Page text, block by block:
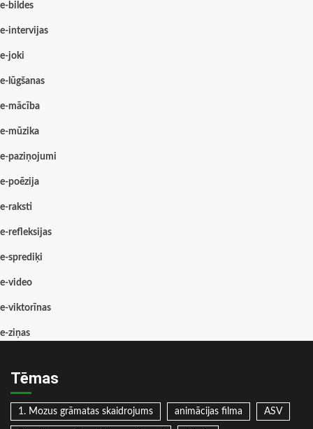
e-bildes
e-intervijas
e-joki
e-lūgšanas
e-mācība
e-mūzika
e-paziņojumi
e-poēzija
e-raksti
e-refleksijas
e-sprediķi
e-video
e-viktorīnas
e-ziņas
Tēmas
1. Mozus grāmatas skaidrojums animācijas filma ASV